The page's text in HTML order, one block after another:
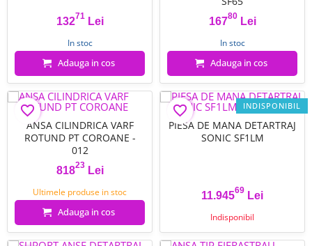
Pret
13271Lei
In stoc
Adauga in cos
Pret
16780 Lei
In stoc
Adauga in cos
ANSA CILINDRICA VARF
ROTUND PT COROANE -
012
Pret
81823Lei
Ultimele produse in stoc
Adauga in cos
favorite_border INDISPONIBIL
PIESA DE MANA DETARTRAJ
SONIC SF1LM
Pret
11.94569 Lei
Indisponibil
favorite_border